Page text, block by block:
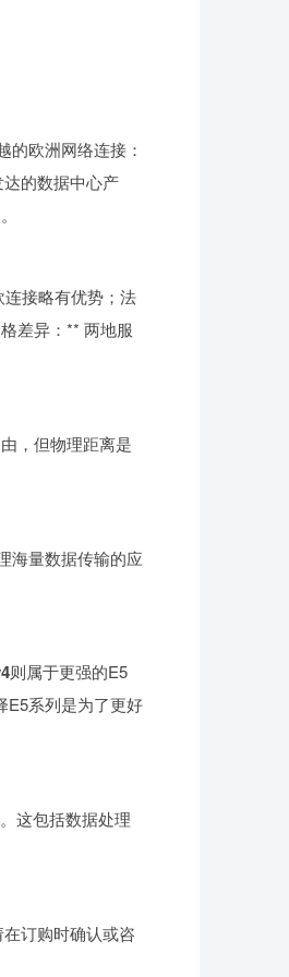
欧洲网络连接：
的数据中心产
接略有优势；法
差异：** 两地服
，但物理距离是
海量数据传输的应
则属于更强的E5
E5系列是为了更好
。这包括数据处理
订购时确认或咨